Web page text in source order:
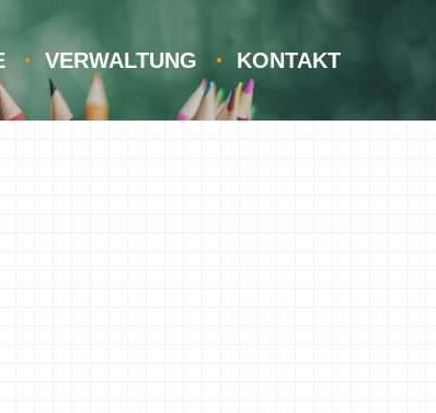
VERWALTUNG KONTAKT